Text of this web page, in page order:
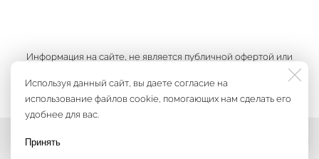
Используя данный сайт, вы даете согласие на
использование файлов cookie, помогающих нам сделать его
удобнее для вас.
Принять
Информация на сайте, не является публичной офертой или
рекламой, а носит информационный характер и может быть
изменена по усмотрению компании.